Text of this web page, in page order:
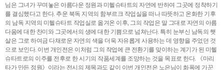
님은 그녀가 꾸며놓은 아름다운 정원과 미헬슈타트의 자연에 반하여 그곳에 정착하기
를 결심했다고 한다. 추운 북독 지역의 함부르크 작업실을 떠나 따뜻하고 온화한 기후
의 남독 지역의 미헬슈타트 작업실로 옮겨온 이후, 그의 작업은 말 그대로 자연의 아름
다움에 대한 찬미와 그곳에서의 생에 대한 기쁨으로 넘쳐난다. 특히 눈부신 남독의 햇
살은 그로 하여금 다채로운 자연의 색을 더욱 자유롭게 사용하는 데 영향을 주었던 것
으로 보인다. 이번 개인전은 이처럼 그의 작업에 큰 전환기를 맞이하는 계기가 된 미헬
슈타트로의 이주를 전후로 한 시기의 작품세계를 조망하는 것을 목표로 한다. 《마리
타가 만든 정원》이라는 전시의 제목과도 같이 이번 개인전은 노은님이 화폭에 가꾼